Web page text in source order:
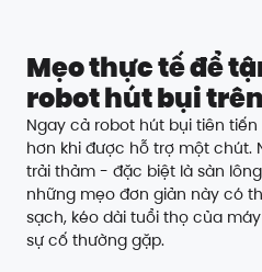
Mẹo thực tế để
robot hút bụi
Ngay cả robot hút bụi tiên
hơn khi được hỗ trợ một chút.
trải thảm - đặc biệt là sàn
những mẹo đơn giản này có
sạch, kéo dài tuổi thọ của
sự cố thường gặp.